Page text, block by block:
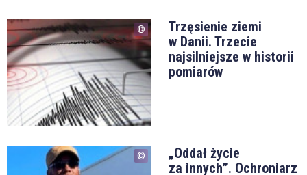
Trzęsienie ziemi
w Danii. Trzecie
najsilniejsze w historii
pomiarów
„Oddał życie
za innych”. Ochroniarz